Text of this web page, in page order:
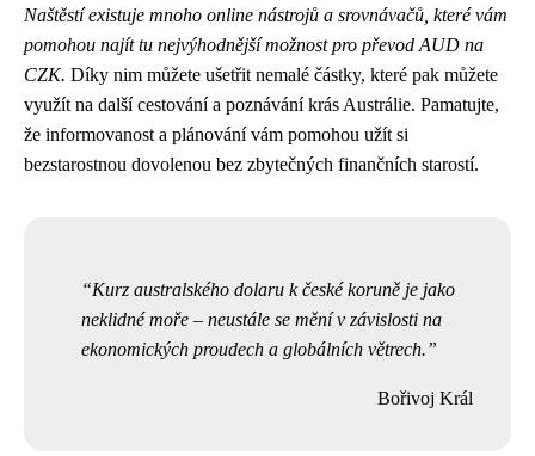
Naštěstí existuje mnoho online nástrojů a srovnávačů, které vám
pomohou najít tu nejvýhodnější možnost pro převod AUD na
CZK. Díky nim můžete ušetřit nemalé částky, které pak můžete
využít na další cestování a poznávání krás Austrálie. Pamatujte,
že informovanost a plánování vám pomohou užít si
bezstarostnou dovolenou bez zbytečných finančních starostí.
Kurz australského dolaru k české koruně je jako
neklidné moře – neustále se mění v závislosti na
ekonomických proudech a globálních větrech.
Bořivoj Král